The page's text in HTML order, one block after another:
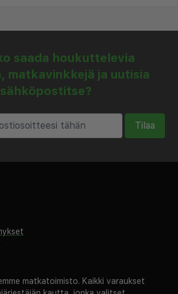
saada houkuttelevia
matkavinkkejä ja uutisia
sähköpostitse?
Tilaa
matkatoimisto. Kaikki varaukset